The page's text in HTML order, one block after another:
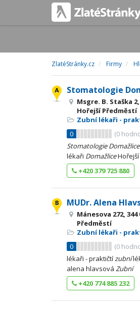
ZlatéStránky.cz Firmy
Stomatologie
Msgre. B. Staška
Hořejší Předměstí
Zubní lékaři -
0
(0
Stomatologie Domažlice
lékaři DomažliceHořejší
+420 379 725 880
MUDr. Alena
Mánesova 272,
Předměstí
Zubní lékaři -
0
(0
lékaři - praktičtízubní
alena hlavsová Zubní
+420 774 885 232